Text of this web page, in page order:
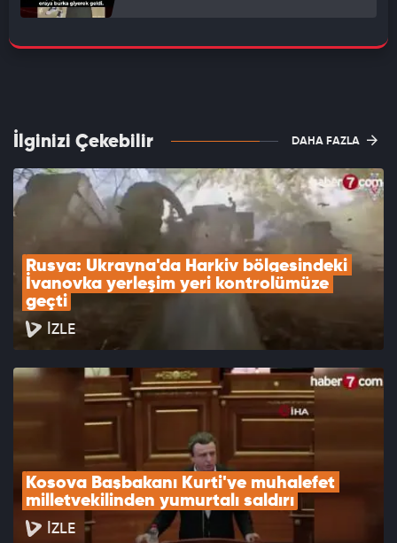
İlginizi Çekebilir DAHA FAZLA
Rusya: Ukrayna'da Harkiv bölgesindeki
İvanovka yerleşim yeri kontrolümüze
geçti
İZLE
Kosova Başbakanı Kurti'ye muhalefet
milletvekilinden yumurtalı saldırı
İZLE